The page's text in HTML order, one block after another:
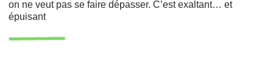
on ne veut pas se faire dépasser. C’est exaltant… et
épuisant